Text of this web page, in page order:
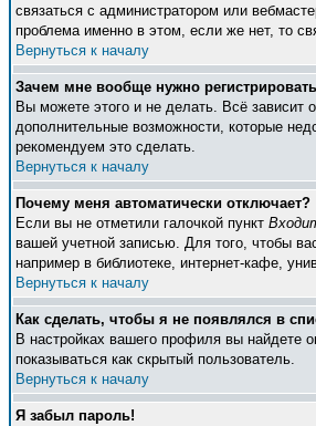
связаться с администратором или
проблема именно в этом, если же нет, то
Вернуться к началу
Зачем мне вообще нужно
Вы можете этого и не делать. Всё зависит
дополнительные возможности, которые
рекомендуем это сделать.
Вернуться к началу
Почему меня автоматически отключает?
Если вы не отметили галочкой пункт
вашей учетной записью. Для того, чтобы
например в библиотеке, интернет-кафе,
Вернуться к началу
Как сделать, чтобы я не появлялся в
В настройках вашего профиля вы найдете
показываться как скрытый пользователь.
Вернуться к началу
Я забыл пароль!